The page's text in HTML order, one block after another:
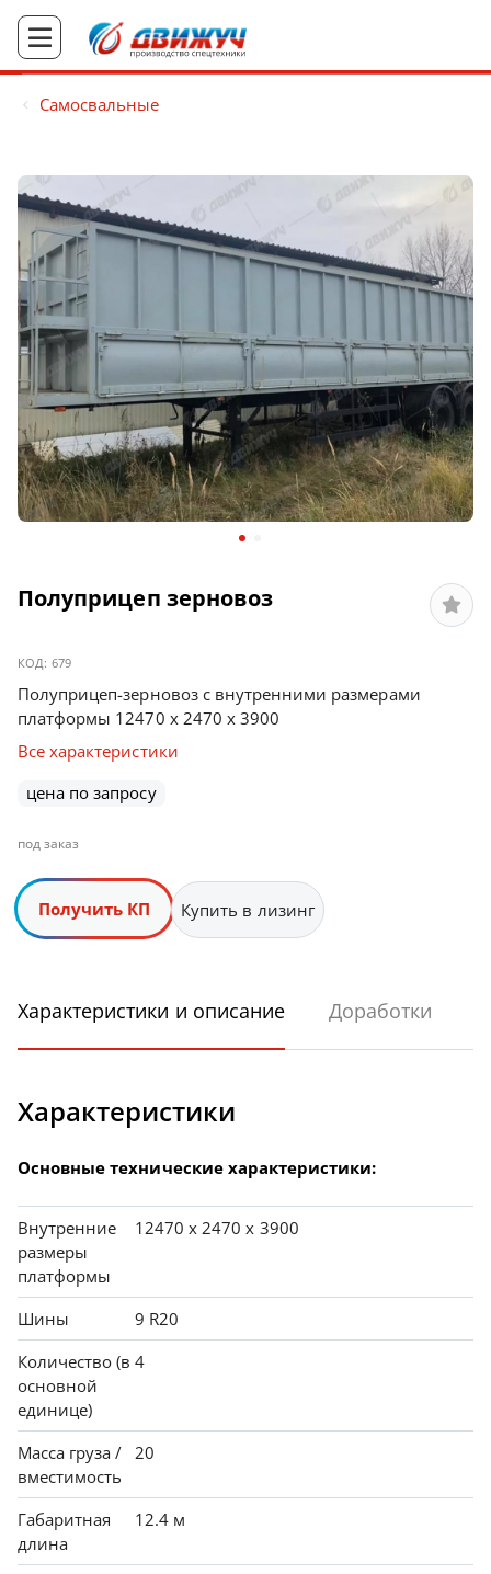
Cамосвальные
Полуприцеп зерновоз
КОД: 679
Полуприцеп-зерновоз с внутренними размерами
платформы 12470 х 2470 х 3900
Все характеристики
цена по запросу
под заказ
Получить КП Купить в лизинг
Характеристики и описание Доработки
Характеристики
Основные технические характеристики:
Внутренние
размеры
платформы
12470 х 2470 х 3900
Шины
9 R20
Количество (в
основной
единице)
4
Масса груза /
вместимость
20
Габаритная
длина
12.4 м